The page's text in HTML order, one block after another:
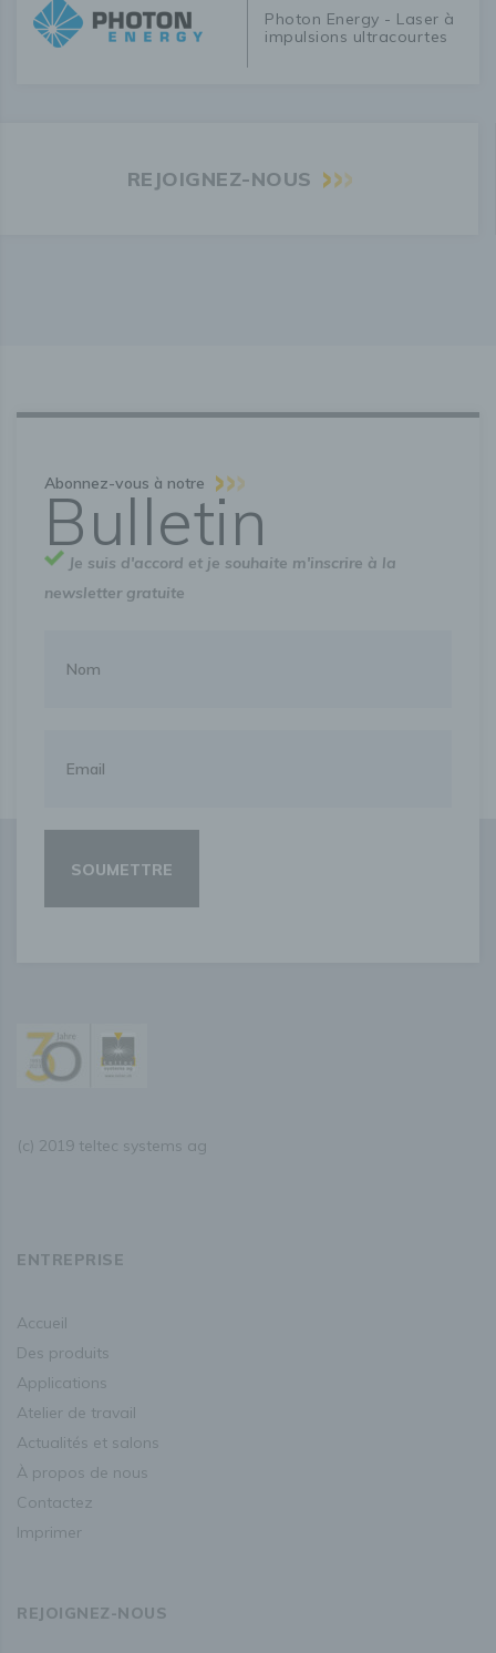
Photon Energy - Laser à
impulsions ultracourtes
REJOIGNEZ-NOUS
Abonnez-vous à notre
Bulletin
Je suis d'accord et je souhaite m'inscrire à la
newsletter gratuite
(c) 2019 teltec systems ag
ENTREPRISE
accueil
des produits
applications
atelier de travail
actualités et salons
à propos de nous
contactez
imprimer
REJOIGNEZ-NOUS